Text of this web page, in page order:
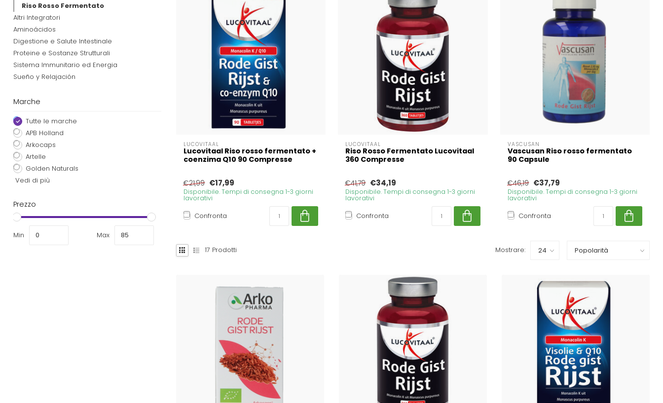
Riso Rosso Fermentato
Altri Integratori
Aminoácidos
Digestione e Salute Intestinale
Proteine e Sostanze Strutturali
Sistema Immunitario ed Energia
Sueño y Relajación
Marche
Tutte le marche
APB Holland
Arkocaps
Artelle
Golden Naturals
Vedi di più
Prezzo
Min Max
LUCOVITAAL
Lucovitaal Riso rosso fermentato +
coenzima Q10 90 Compresse
€21,99 €17,99
Disponibile. Tempi di consegna 1-3 giorni
lavorativi
Confronta
LUCOVITAAL
Riso Rosso Fermentato Lucovitaal
360 Compresse
€41,79 €34,19
Disponibile. Tempi di consegna 1-3 giorni
lavorativi
Confronta
VASCUSAN
Vascusan Riso rosso fermentato
90 Capsule
€46,19 €37,79
Disponibile. Tempi di consegna 1-3 giorni
lavorativi
Confronta
17 Prodotti Mostrare: